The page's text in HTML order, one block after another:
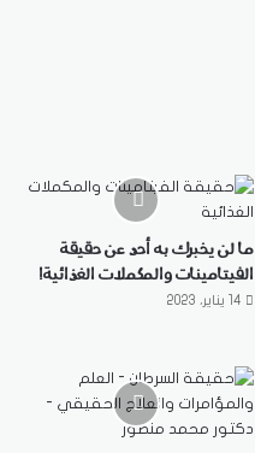
ما لن يخبرك به أحد عن حقيقة
الفيتامينات والمكملات الغذائية!
14 يناير، 2023